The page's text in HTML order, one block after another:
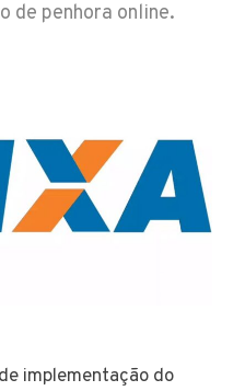
de penhora online.
implementação do